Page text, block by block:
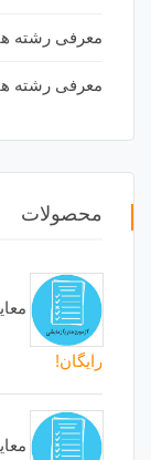
معرفی رشته
معرفی رشته
محصولات
رایگان!